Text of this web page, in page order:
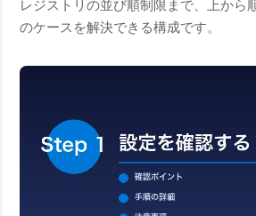
レジストリの並び順制限まで、上から
のケースを解決できる構成です。